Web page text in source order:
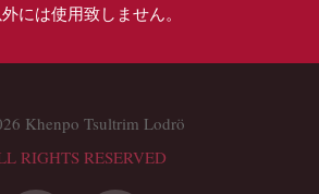
には使用致しません。
Khenpo Tsultrim Lodrö
RIGHTS RESERVED